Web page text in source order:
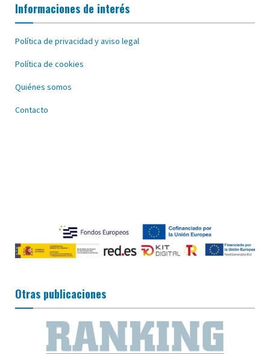
Informaciones de interés
Política de privacidad y aviso legal
Política de cookies
Quiénes somos
Contacto
Otras publicaciones